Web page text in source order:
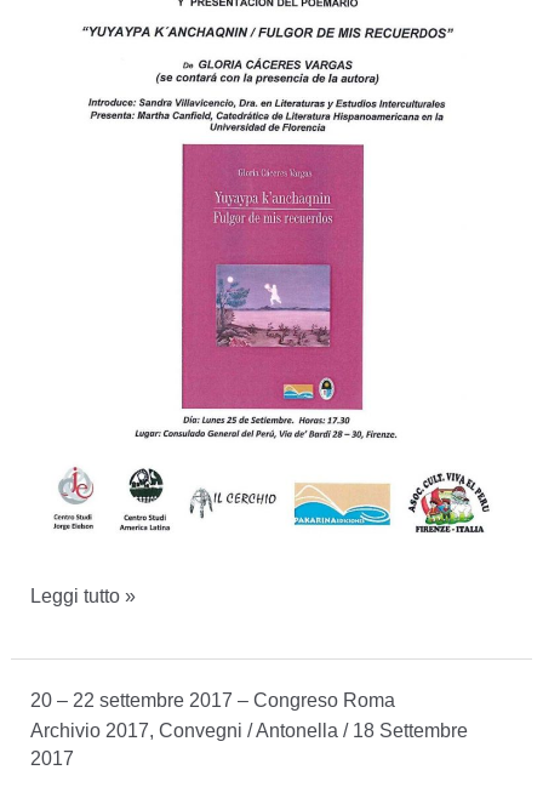
Presentazione
Cáceres
Leggi tutto »
20 – 22 settembre 2017 – Congreso Roma
Archivio 2017, Convegni /Antonella / 18 Settembre
2017